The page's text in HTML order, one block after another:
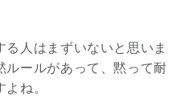
人はまずいないと思いま
ルールがあって、黙って耐
ね。